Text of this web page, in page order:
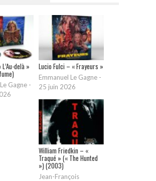
delà »
Gagne -
Lucio Fulci – « Frayeurs »
Emmanuel Le Gagne -
25 juin 2026
William Friedkin – «
Traqué » (« The Hunted
») (2003)
Jean-François